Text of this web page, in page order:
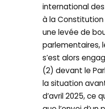
international
à la
une levée de
parlementaires,
s’est alors
(2) devant le
la situation
d’avril 2025, ce